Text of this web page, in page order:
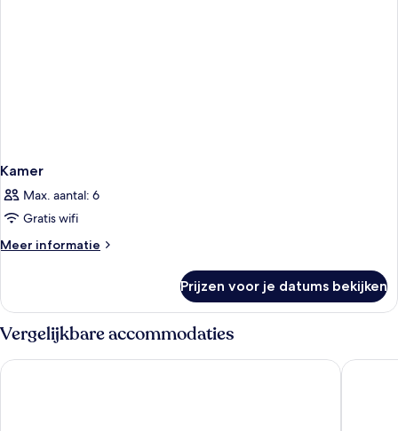
Kamer
Max. aantal: 6
Gratis wifi
Meer informatie
Meer
Prijzen voor je datums bekijken
Vergelijkbare accommodaties
Scandic Odense